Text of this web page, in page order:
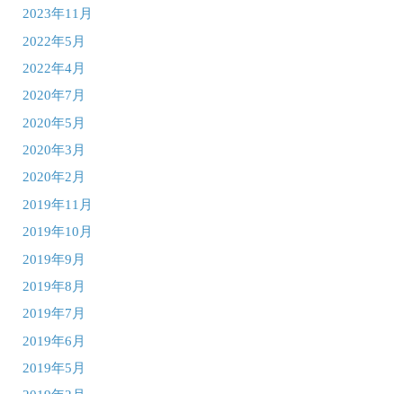
2023年11月
2022年5月
2022年4月
2020年7月
2020年5月
2020年3月
2020年2月
2019年11月
2019年10月
2019年9月
2019年8月
2019年7月
2019年6月
2019年5月